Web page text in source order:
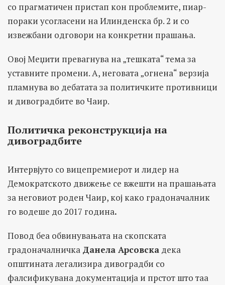
со прагматичен пристап кон проблемите, пиар-
пораки усогласени на Илинденска бр. 2 и со
извежбани одговори на конкретни прашања.
Овој Меџити превагнува на „тешката“ темa за
уставните промени. А, неговата „огнена“ верзија
пламнува во дебатата за политичките противници
и дивоградбите во Чаир.
Политичка реконструкција на
дивоградбите
Интервјуто со вицепремиерот и лидер на
Демократското движење се вжешти на прашањата
за неговиот роден Чаир, кој како градоначалник
го водеше до 2017 година.
Повод беа обвинувањата на скопската
градоначалничка Данела Арсовска дека
општината легализира дивоградби со
фалсификувана документација и прстот што таа